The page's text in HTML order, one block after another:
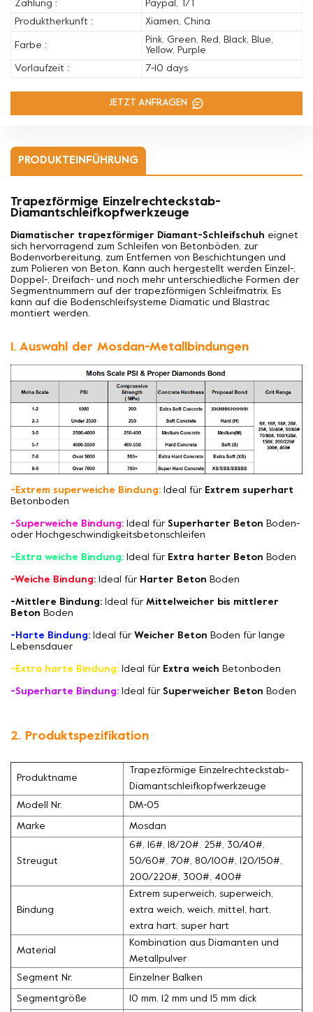
Zahlung :
Paypal, T/T
Produktherkunft :
Xiamen, China
Farbe :
Pink, Green, Red, Black, Blue,
Yellow, Purple
Vorlaufzeit :
7-10 days
JETZT ANFRAGEN
PRODUKTEINFÜHRUNG
Trapezförmige Einzelrechteckstab-
Diamantschleifkopfwerkzeuge
Diamatischer trapezförmiger Diamant-Schleifschuh eignet
sich hervorragend zum Schleifen von Betonböden, zur
Bodenvorbereitung, zum Entfernen von Beschichtungen und
zum Polieren von Beton. Kann auch hergestellt werden Einzel-,
Doppel-, Dreifach- und noch mehr unterschiedliche Formen der
Segmentnummern auf der trapezförmigen Schleifmatrix. Es
kann auf die Bodenschleifsysteme Diamatic und Blastrac
montiert werden.
1. Auswahl der Mosdan-Metallbindungen
-Extrem superweiche Bindung: Ideal für Extrem superhart
Betonboden
-Superweiche Bindung: Ideal für Superharter Beton Boden-
oder Hochgeschwindigkeitsbetonschleifen
-Extra weiche Bindung: Ideal für Extra harter Beton Boden
-Weiche Bindung: Ideal für Harter Beton Boden
-Mittlere Bindung: Ideal für Mittelweicher bis mittlerer
Beton Boden
-Harte Bindung: Ideal für Weicher Beton Boden für lange
Lebensdauer
-Extra harte Bindung: Ideal für Extra weich Betonboden
-Superharte Bindung: Ideal für Superweicher Beton Boden
2. Produktspezifikation
Produktname
Trapezförmige Einzelrechteckstab-
Diamantschleifkopfwerkzeuge
Modell Nr. DM-05
Marke Mosdan
Streugut
6#, 16#, 18/20#, 25#, 30/40#,
50/60#, 70#, 80/100#, 120/150#,
200/220#, 300#, 400#
Bindung
Extrem superweich, superweich,
extra weich, weich, mittel, hart,
extra hart, super hart
Material
Kombination aus Diamanten und
Metallpulver
Segment Nr. Einzelner Balken
Segmentgröße 10 mm, 12 mm und 15 mm dick